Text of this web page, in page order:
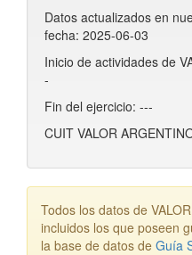
Datos actualizados en
fecha: 2025-06-03
Inicio de actividades de
-
Fin del ejercicio: ---
CUIT VALOR
Todos los datos de
incluidos los que poseen
la base de datos de Guía